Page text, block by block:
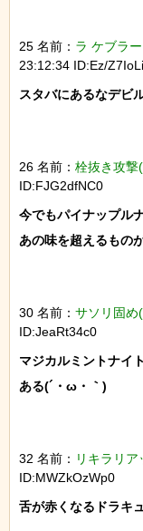
25 名前： ラ ケブラ
23:12:34 ID:Ez/Z7IoLi
スタバにあるなデビ
26 名前： 栓抜き攻撃
ID:FJG2dfNC0
今でもパイナップル
あの味を超えるもの
30 名前： サソリ固め
ID:JeaRt34c0
マジカルミントナイ
ある(´・ω・｀)
32 名前： リキラリア
ID:MWZkOzWp0
舌が赤くなるドラキ